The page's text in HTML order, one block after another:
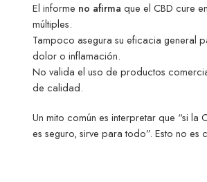
El informe no afirma que el CBD cure
múltiples.
Tampoco asegura su eficacia general
dolor o inflamación.
No valida el uso de productos
de calidad.
Un mito común es interpretar que “si la
es seguro, sirve para todo”. Esto no es